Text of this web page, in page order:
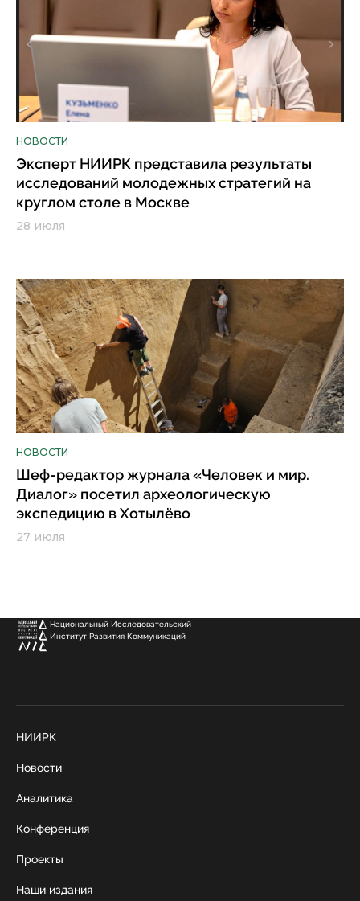
НОВОСТИ
Эксперт НИИРК представила результаты
исследований молодежных стратегий на
круглом столе в Москве
28 июля
НОВОСТИ
Шеф-редактор журнала «Человек и мир.
Диалог» посетил археологическую
экспедицию в Хотылёво
27 июля
Национальный Исследовательский
Институт Развития Коммуникаций
НИИРК
Новости
Аналитика
Конференция
Проекты
Наши издания